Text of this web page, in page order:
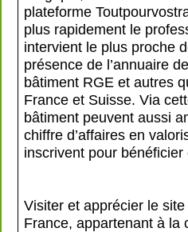
plateforme
plus rapidement le
intervient le plus proche
présence de l’annuaire
bâtiment RGE et autres
France et Suisse. Via
bâtiment peuvent aussi
chiffre d’affaires en
inscrivent pour
Visiter et apprécier le
France, appartenant à la